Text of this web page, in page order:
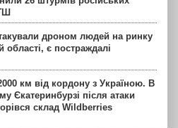
дроном людей на ринку
області, є постраждалі
км від кордону з Україною. В
Єкатеринбурзі після атаки
склад Wildberries